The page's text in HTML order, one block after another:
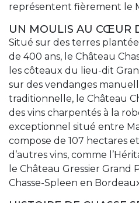
représentent fièrement le
UN MOULIS AU CŒUR
Situé sur des terres
de 400 ans, le Château
les côteaux du lieu-dit
sur des vendanges
traditionnelle, le Château
des vins charpentés à la
exceptionnel situé entre
compose de 107 hectares
d’autres vins, comme
le Château Gressier
Chasse-Spleen en